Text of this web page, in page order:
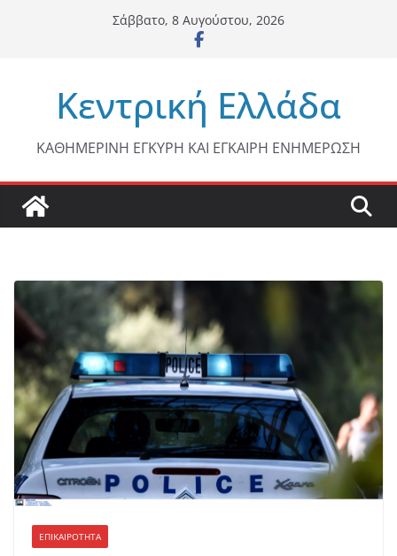
Σάββατο, 8 Αυγούστου, 2026
Κεντρική Ελλάδα
ΚΑΘΗΜΕΡΙΝΗ ΕΓΚΥΡΗ ΚΑΙ ΕΓΚΑΙΡΗ ΕΝΗΜΕΡΩΣΗ
ΕΠΙΚΑΙΡΟΤΗΤΑ